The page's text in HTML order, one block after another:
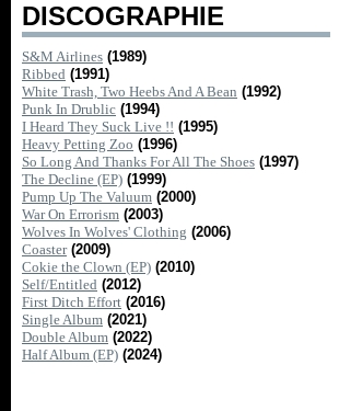
DISCOGRAPHIE
S&M Airlines (1989)
Ribbed (1991)
White Trash, Two Heebs And A Bean (1992)
Punk In Drublic (1994)
I Heard They Suck Live !! (1995)
Heavy Petting Zoo (1996)
So Long And Thanks For All The Shoes (1997)
The Decline (EP) (1999)
Pump Up The Valuum (2000)
War On Errorism (2003)
Wolves In Wolves' Clothing (2006)
Coaster (2009)
Cokie the Clown (EP) (2010)
Self/Entitled (2012)
First Ditch Effort (2016)
Single Album (2021)
Double Album (2022)
Half Album (EP) (2024)